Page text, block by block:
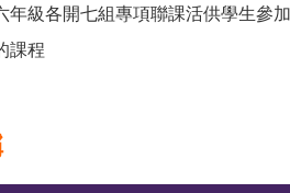
級各開七組專項聯課活供學生參加
課程